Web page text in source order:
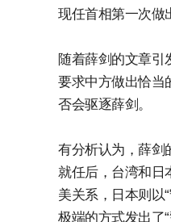
现任首相第一次做
随着薛剑的文章引
要求中方做出恰当
否会驱逐薛剑。
有分析认为，薛剑
就任后，台湾和日
美关系，日本则以
极端的方式发出了